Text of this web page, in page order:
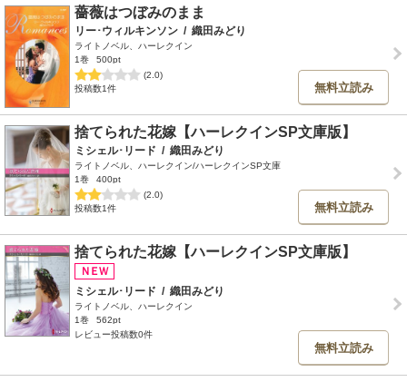
薔薇はつぼみのまま
リー･ウィルキンソン / 織田みどり
ライトノベル、ハーレクイン
1巻
500pt
(2.0)
投稿数1件
無料立読み
捨てられた花嫁【ハーレクインSP文庫版】
ミシェル･リード / 織田みどり
ライトノベル、ハーレクイン/ハーレクインSP文庫
1巻
400pt
(2.0)
投稿数1件
無料立読み
捨てられた花嫁【ハーレクインSP文庫版】
ミシェル･リード / 織田みどり
ライトノベル、ハーレクイン
1巻
562pt
レビュー投稿数0件
無料立読み